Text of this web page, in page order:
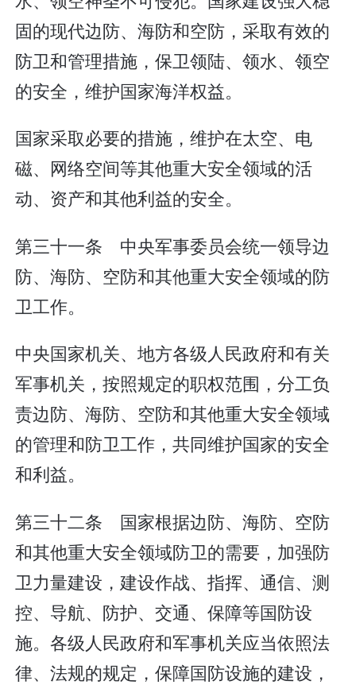
固的现代边防、海防和空防，采取有效的
防卫和管理措施，保卫领陆、领水、领空
的安全，维护国家海洋权益。
国家采取必要的措施，维护在太空、电
磁、网络空间等其他重大安全领域的活
动、资产和其他利益的安全。
第三十一条 中央军事委员会统一领导边
防、海防、空防和其他重大安全领域的防
卫工作。
中央国家机关、地方各级人民政府和有关
军事机关，按照规定的职权范围，分工负
责边防、海防、空防和其他重大安全领域
的管理和防卫工作，共同维护国家的安全
和利益。
第三十二条 国家根据边防、海防、空防
和其他重大安全领域防卫的需要，加强防
卫力量建设，建设作战、指挥、通信、测
控、导航、防护、交通、保障等国防设
施。各级人民政府和军事机关应当依照法
律、法规的规定，保障国防设施的建设，